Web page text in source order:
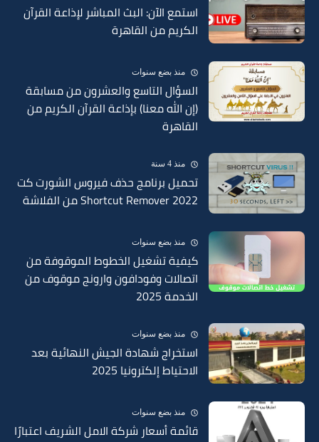
استمع الآن: البث المباشر لإذاعة القرآن
الكريم من القاهرة
منذ بضع سنوات
السؤال التاسع والعشرون من مسابقة
(إن الله معنا) بإذاعة القرآن الكريم من
القاهرة
منذ 4 سنة
تحميل برنامج حذف فيروس الشورت كت
Shortcut Remover 2022 من الفلاشة
منذ بضع سنوات
كيفية تشغيل الخطوط الموقوفة من
اتصالات وفودافون وارونج موقوف من
الخدمة 2025
منذ بضع سنوات
استخراج شهادة الجيش النهائية بعد
الاحتياط إلكترونيا 2025
منذ بضع سنوات
قائمة أسعار شركة الامل الشريف اعتبارًا